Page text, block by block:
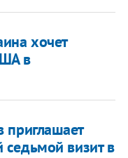
хочет
в
седьмой визит в